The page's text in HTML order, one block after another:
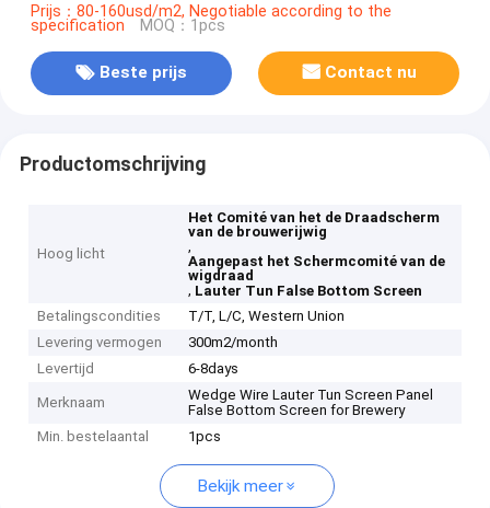
Prijs：80-160usd/m2, Negotiable according to the
specification MOQ：1pcs
Beste prijs Contact nu
Productomschrijving
Hoog licht
Het Comité van het de Draadscherm
van de brouwerijwig
,
Aangepast het Schermcomité van de
wigdraad
, Lauter Tun False Bottom Screen
Betalingscondities
T/T, L/C, Western Union
Levering vermogen
300m2/month
Levertijd
6-8days
Merknaam
Wedge Wire Lauter Tun Screen Panel
False Bottom Screen for Brewery
Min. bestelaantal
1pcs
Bekijk meer